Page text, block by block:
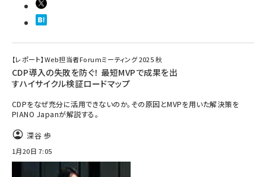
【レポート】Web担当者Forumミーティング 2025 秋
CDP導入の失敗を防ぐ！ 最短MVPで成果を出
すハイサイクル検証ロードマップ
CDPをなぜ充分に活用できないのか。その原因とMVPを用いた解決策を
PIANO Japanが解説する。
深谷 歩
1月20日 7:05